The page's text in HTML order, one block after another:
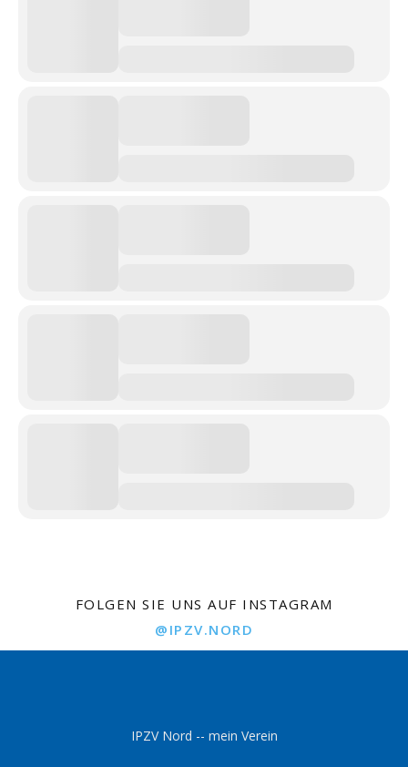
FOLGEN SIE UNS AUF INSTAGRAM
@IPZV.NORD
IPZV Nord -- mein Verein